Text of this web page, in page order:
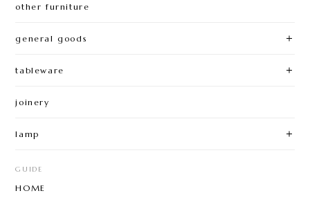
other furniture
general goods
tableware
joinery
lamp
GUIDE
HOME